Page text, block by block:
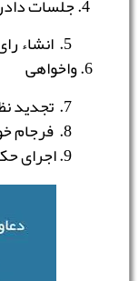
انشاء
تجدید
فرجام
اجرای